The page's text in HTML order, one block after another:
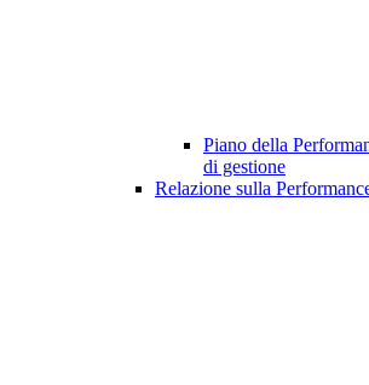
Piano della
di gestione
Relazione sulla